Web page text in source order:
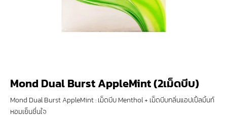
Mond Dual Burst AppleMint (2เม็ดบีบ)
Mond Dual Burst AppleMint : เม็ดบีบ Menthol + เม็ดบีบกลิ่นแอปเปิ้ลมิ้นท์
หอมเย็นชื่นใจ